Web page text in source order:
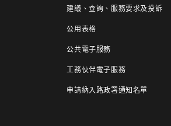
建議、查詢、服務要求及投訴
公用表格
公共電子服務
工務伙伴電子服務
申請納入路政署通知名單